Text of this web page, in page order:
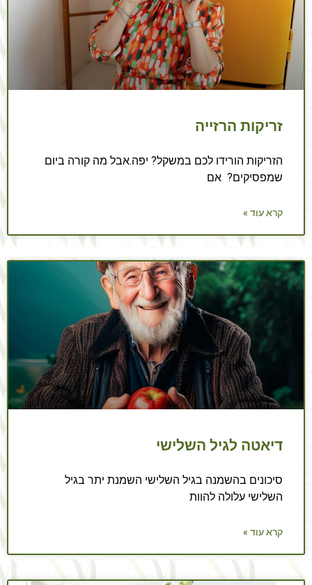
זריקות הרזייה
הזריקות הורידו לכם במשקל? יפה.אבל מה קורה ביום
שמפסיקים? אם
קרא עוד »
דיאטה לגיל השלישי
סיכונים בהשמנה בגיל השלישי השמנת יתר בגיל
השלישי עלולה להוות
קרא עוד »